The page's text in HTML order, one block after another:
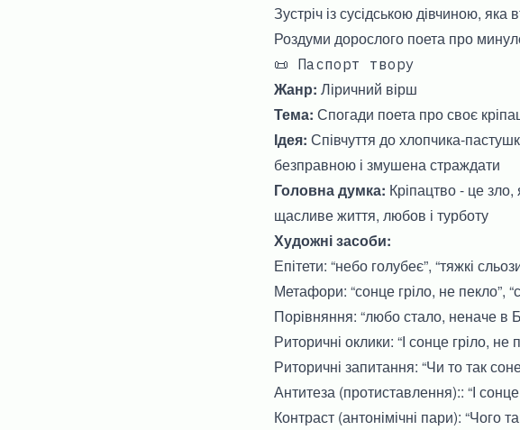
Зустріч із сусідською дівчиною, яка
Роздуми дорослого поета про
📜 Паспорт твору
Жанр: Ліричний вірш
Тема: Спогади поета про своє
Ідея: Співчуття до хлопчика-
безправною і змушена страждати
Головна думка: Кріпацтво - це
щасливе життя, любов і турботу
Художні засоби:
Епітети: “небо голубеє”, “тяжкі
Метафори: “сонце гріло, не пекло”,
Порівняння: “любо стало, неначе в
Риторичні оклики: “І сонце гріло, не
Риторичні запитання: “Чи то так
Антитеза (протиставлення):: “І
Контраст (антонімічні пари): “Чого